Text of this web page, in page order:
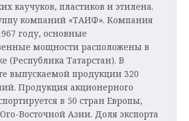
каучуков, пластиков и этилена.
компаний «ТАИФ». Компания
году, основные
мощности расположены в
(Республика Татарстан). В
выпускаемой продукции 320
Продукция акционерного
в 50 стран Европы,
Восточной Азии. Доля экспорта